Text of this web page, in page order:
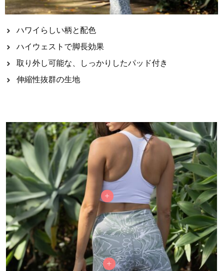
ハワイらしい柄と配色
ハイウェストで脚長効果
取り外し可能な、しっかりしたパッド付き
伸縮性抜群の生地